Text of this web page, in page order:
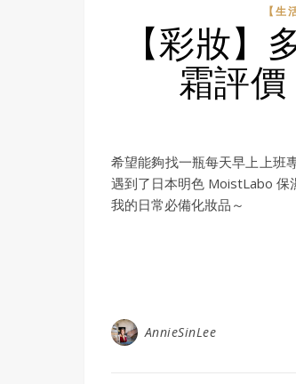
【
【彩妝
霜評
希望能夠找一瓶每天早上上班
遇到了日本明色 MoistLabo 保
我的日常必備化妝品～
AnnieSinLee